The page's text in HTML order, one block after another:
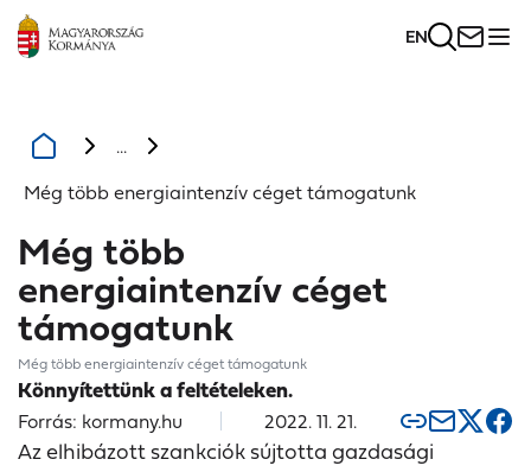
EN
...
Még több energiaintenzív céget támogatunk
Még több
energiaintenzív céget
támogatunk
Még több energiaintenzív céget támogatunk
Könnyítettünk a feltételeken.
Forrás: kormany.hu 2022. 11. 21.
Az elhibázott szankciók sújtotta gazdasági